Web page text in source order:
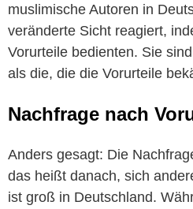
muslimische Autoren in
veränderte Sicht reagiert,
Vorurteile bedienten. Sie
als die, die die Vorurteile
Nachfrage nach
Anders gesagt: Die
das heißt danach, sich
ist groß in Deutschland.